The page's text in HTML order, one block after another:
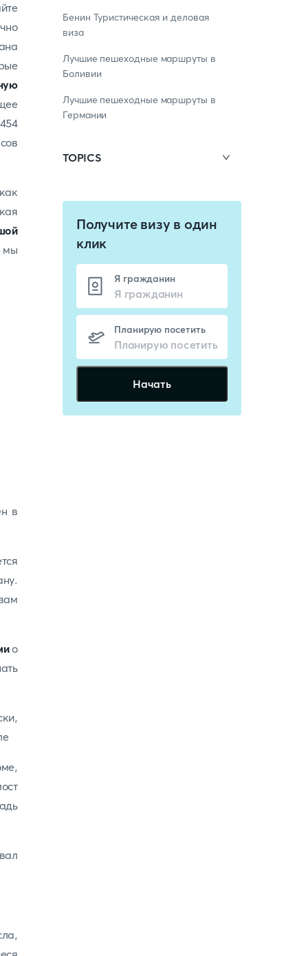
мы
в
о
Бенин Туристическая и деловая
виза
Лучшие пешеходные маршруты в
Боливии
Лучшие пешеходные маршруты в
Германии
TOPICS
Получите визу в один
клик
Я гражданин
Планирую посетить
Начать